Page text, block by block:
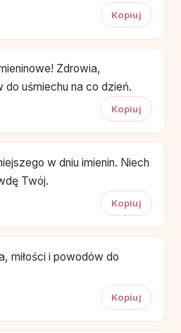
Kopiuj
Zdrowia,
uśmiechu na co dzień.
Kopiuj
w dniu imienin. Niech
Twój.
Kopiuj
miłości i powodów do
Kopiuj